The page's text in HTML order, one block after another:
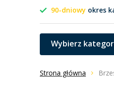
90-dniowy okres
Wybierz
Strona główna